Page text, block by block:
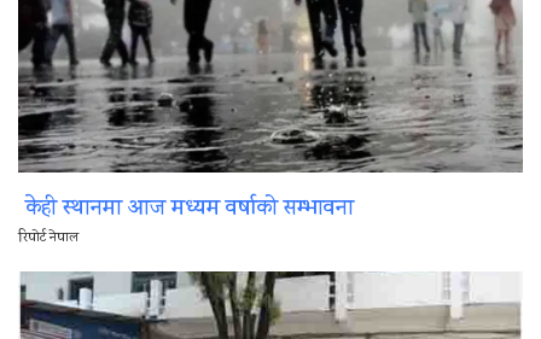
केही स्थानमा आज मध्यम वर्षाको सम्भावना
रिपोर्ट नेपाल